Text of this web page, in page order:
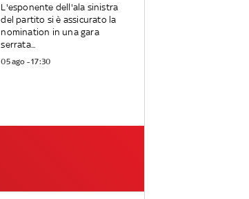
L'esponente dell'ala sinistra
del partito si è assicurato la
nomination in una gara
serrata...
05 ago - 17:30